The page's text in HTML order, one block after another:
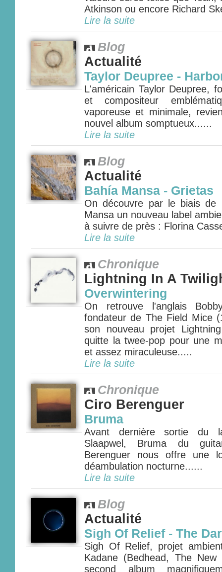
Atkinson ou encore Richard
Lire la suite
Blog
Actualité
Taylor Deupree -
L'américain Taylor Deupree,
et compositeur
vaporeuse et minimale,
nouvel album somptueux......
Lire la suite
Blog
Actualité
Bahía Mansa - Grietas
On découvre par le biais de
Mansa un nouveau label
à suivre de près : Florina
Lire la suite
Chronique
Lightning In A
Overwintering
On retrouve l'anglais
fondateur de The Field Mice
son nouveau projet
quitte la twee-pop pour une
et assez miraculeuse.....
Lire la suite
Chronique
Ciro Berenguer
Bruma
Avant dernière sortie du
Slaapwel, Bruma du
Berenguer nous offre une
déambulation nocturne......
Lire la suite
Blog
Actualité
Sigh Of Relief - The
Sigh Of Relief, projet
Kadane (Bedhead, The
second album